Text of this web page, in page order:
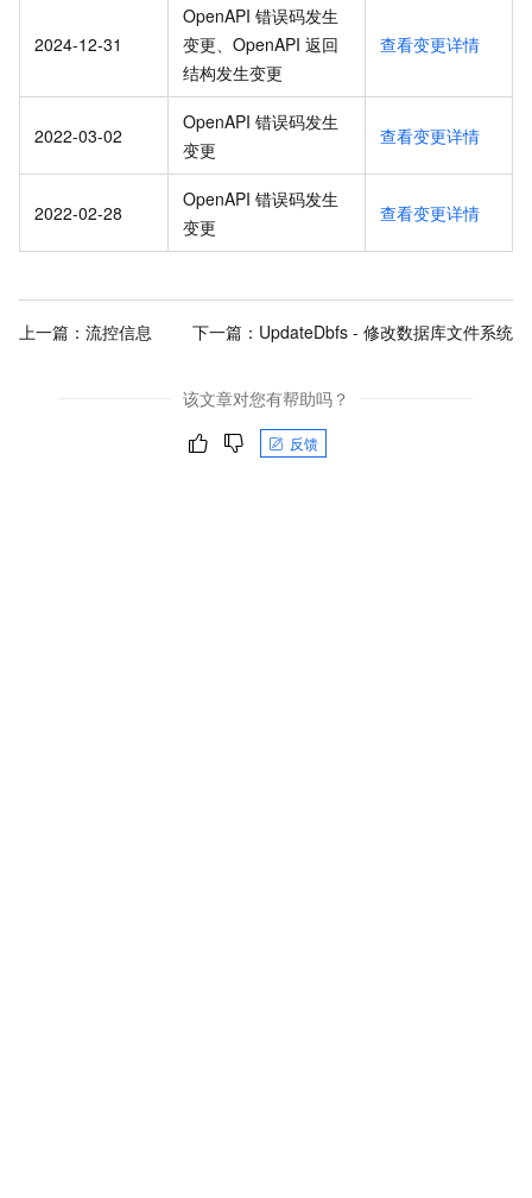
2024-12-31
OpenAPI 错误码发生
变更、OpenAPI 返回
结构发生变更
查看变更详情
2022-03-02
OpenAPI 错误码发生
变更
查看变更详情
2022-02-28
OpenAPI 错误码发生
变更
查看变更详情
上一篇： 流控信息 下一篇： UpdateDbfs - 修改数据库文件系统
该文章对您有帮助吗？
反馈